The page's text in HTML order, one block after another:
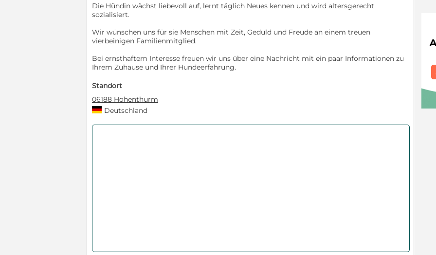
Die Hündin wächst liebevoll auf, lernt täglich Neues kennen und wird altersgerecht
sozialisiert.
Wir wünschen uns für sie Menschen mit Zeit, Geduld und Freude an einem treuen
vierbeinigen Familienmitglied.
Bei ernsthaftem Interesse freuen wir uns über eine Nachricht mit ein paar Informationen zu
Ihrem Zuhause und Ihrer Hundeerfahrung.
Standort
06188 Hohenthurm
Deutschland